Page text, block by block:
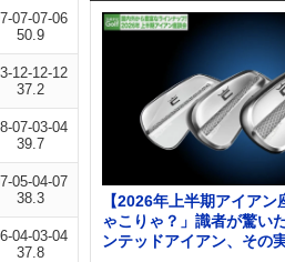
07-07-06
50.9
12-12-12
37.2
07-03-04
39.7
05-04-07
38.3
04-03-04
37.8
【2026年上半期アイア
ゃこりゃ？」識者が驚い
ンテッドアイアン、その